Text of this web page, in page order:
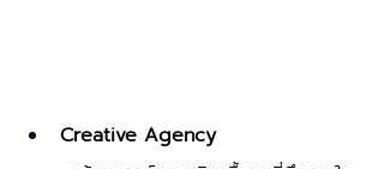
Creative Agency